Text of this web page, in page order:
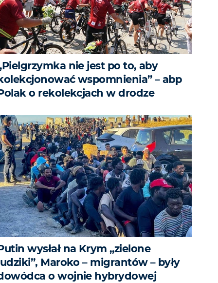
nie jest po to, aby
wspomnienia” – abp
o rekolekcjach w drodze
wysłał na Krym „zielone
Maroko – migrantów – były
o wojnie hybrydowej